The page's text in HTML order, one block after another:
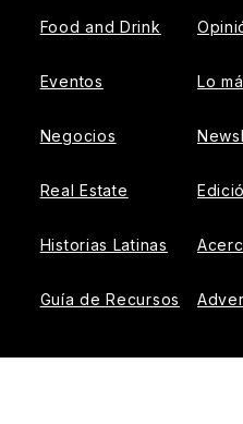
Food and Drink
Eventos
Negocios
Real Estate
Historias Latinas
Guía de Recursos
Lo
© 2026 El